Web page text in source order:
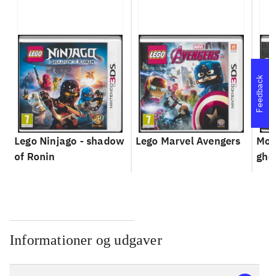
Lego Ninjago - shadow
of Ronin
Lego Marvel Avengers
Informationer og udgaver
Feedback